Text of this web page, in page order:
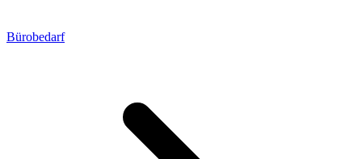
Bürobedarf